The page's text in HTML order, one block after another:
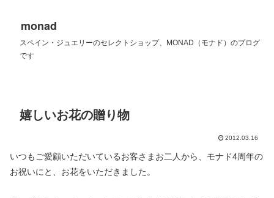
monad
スペイン・ジュエリーのセレクトショップ、MONAD（モナド）のブログ
です
嬉しいお花の贈り物
2012.03.16
いつもご愛顧いただいているお客さまお二人から、モナド4周年の
お祝いにと、お花をいただきました。